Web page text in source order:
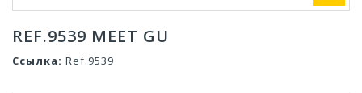
REF.9539 MEET GU
Ссылка: Ref.9539